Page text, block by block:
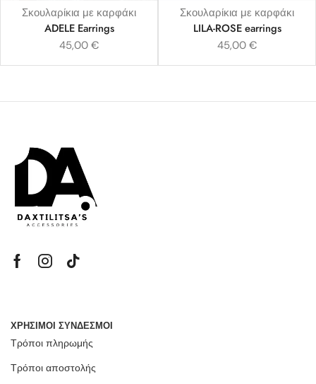
Σκουλαρίκια με καρφάκι
ADELE Earrings
45,00 €
Σκουλαρίκια με καρφάκι
LILA-ROSE earrings
45,00 €
ΧΡΗΣΙΜΟΙ ΣΥΝΔΕΣΜΟΙ
Τρόποι πληρωμής
Τρόποι αποστολής